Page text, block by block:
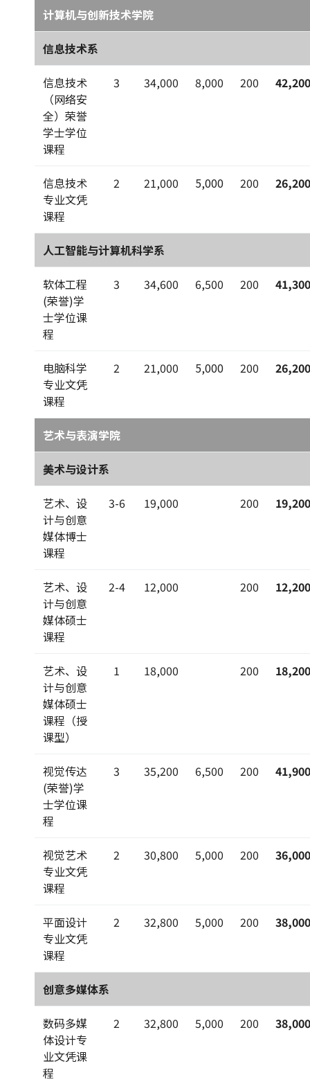
计算机与创新技术学院
信息技术系
信息技术
（网络安
全）荣誉
学士学位
课程
3 34,000 8,000 200 42,200
信息技术
专业文凭
课程
2 21,000 5,000 200 26,200
人工智能与计算机科学系
软体工程
(荣誉)学
士学位课
程
3 34,600 6,500 200 41,300
电脑科学
专业文凭
课程
2 21,000 5,000 200 26,200
艺术与表演学院
美术与设计系
艺术、设
计与创意
媒体博士
课程
3-6 19,000 200 19,200
艺术、设
计与创意
媒体硕士
课程
2-4 12,000 200 12,200
艺术、设
计与创意
媒体硕士
课程（授
课型）
1 18,000 200 18,200
视觉传达
(荣誉)学
士学位课
程
3 35,200 6,500 200 41,900
视觉艺术
专业文凭
课程
2 30,800 5,000 200 36,000
平面设计
专业文凭
课程
2 32,800 5,000 200 38,000
创意多媒体系
数码多媒
体设计专
业文凭课
程
2 32,800 5,000 200 38,000